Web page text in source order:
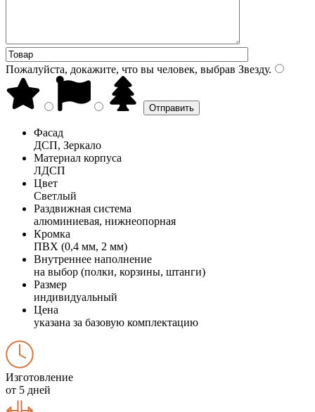
Пожалуйста, докажите, что вы человек, выбрав Звезду.
Фасад
ДСП, Зеркало
Материал корпуса
ЛДСП
Цвет
Светлый
Раздвижная система
алюминиевая, нижнеопорная
Кромка
ПВХ (0,4 мм, 2 мм)
Внутреннее наполнение
на выбор (полки, корзины, штанги)
Размер
индивидуальный
Цена
указана за базовую комплектацию
Изготовление
от 5 дней